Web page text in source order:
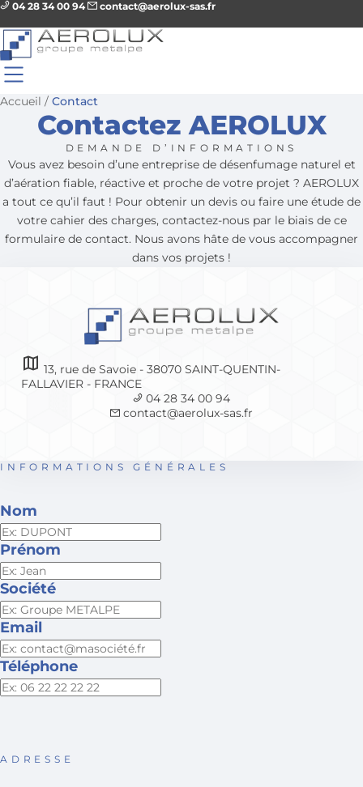
04 28 34 00 94 contact@aerolux-sas.fr
Accueil / Contact
Contactez AEROLUX
DEMANDE D’INFORMATIONS
Vous avez besoin d’une entreprise de désenfumage naturel et
d’aération fiable, réactive et proche de votre projet ? AEROLUX
a tout ce qu’il faut ! Pour obtenir un devis ou faire une étude de
votre cahier des charges, contactez-nous par le biais de ce
formulaire de contact. Nous avons hâte de vous accompagner
dans vos projets !
13, rue de Savoie - 38070 SAINT-QUENTIN-
FALLAVIER - FRANCE
04 28 34 00 94
contact@aerolux-sas.fr
INFORMATIONS GÉNÉRALES
Nom
Prénom
Société
Email
Téléphone
ADRESSE